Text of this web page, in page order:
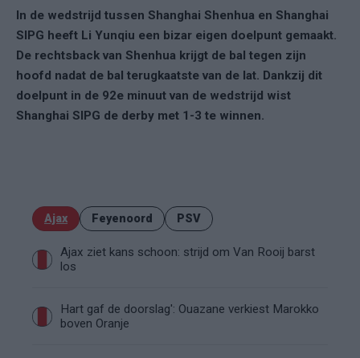
In de wedstrijd tussen Shanghai Shenhua en Shanghai
SIPG heeft Li Yunqiu een bizar eigen doelpunt gemaakt.
De rechtsback van Shenhua krijgt de bal tegen zijn
hoofd nadat de bal terugkaatste van de lat. Dankzij dit
doelpunt in de 92e minuut van de wedstrijd wist
Shanghai SIPG de derby met 1-3 te winnen.
Ajax Feyenoord PSV
Ajax ziet kans schoon: strijd om Van Rooij barst
los
Hart gaf de doorslag': Ouazane verkiest Marokko
boven Oranje